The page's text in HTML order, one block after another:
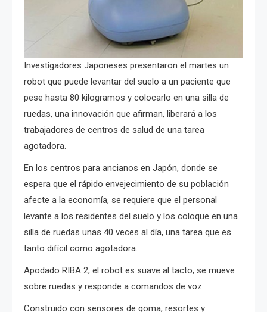
Investigadores Japoneses presentaron el martes un
robot que puede levantar del suelo a un paciente que
pese hasta 80 kilogramos y colocarlo en una silla de
ruedas, una innovación que afirman, liberará a los
trabajadores de centros de salud de una tarea
agotadora.
En los centros para ancianos en Japón, donde se
espera que el rápido envejecimiento de su población
afecte a la economía, se requiere que el personal
levante a los residentes del suelo y los coloque en una
silla de ruedas unas 40 veces al día, una tarea que es
tanto difícil como agotadora.
Apodado RIBA 2, el robot es suave al tacto, se mueve
sobre ruedas y responde a comandos de voz.
Construido con sensores de goma, resortes y